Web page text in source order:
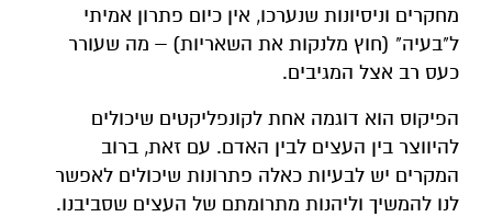
מחקרים וניסיונות שנערכו, אין כיום פתרון אמיתי
ל"בעיה" (חוץ מלנקות את השאריות) – מה שעורר
כעס רב אצל המגיבים.
הפיקוס הוא דוגמה אחת לקונפליקטים שיכולים
להיווצר בין העצים לבין האדם. עם זאת, ברוב
המקרים יש לבעיות כאלה פתרונות שיכולים לאפשר
לנו להמשיך וליהנות מתרומתם של העצים שסביבנו.